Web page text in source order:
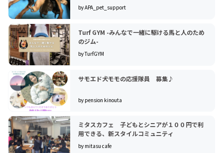
by APA_pet_support
Turf GYM -みんなで一緒に駆ける馬と人のため
のジム-
by TurfGYM
サモエド犬モモの応援隊員 募集♪
by pension kinouta
ミタスカフェ 子どもとシニアが１００円で利
用できる、新スタイルコミュニティ
by mitasu cafe